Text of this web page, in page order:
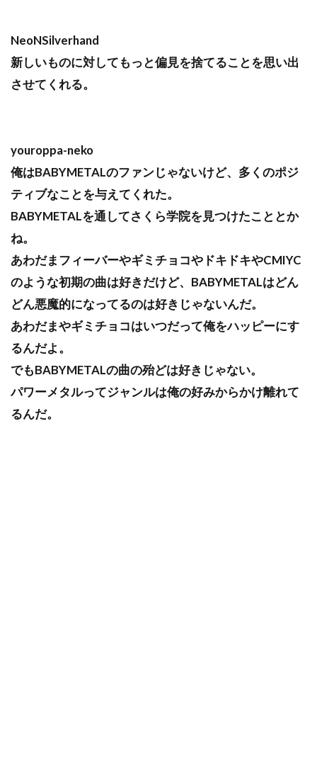
NeoNSilverhand
新しいものに対してもっと偏見を捨てることを思い出
させてくれる。
youroppa-neko
俺はBABYMETALのファンじゃないけど、多くのポジ
ティブなことを与えてくれた。
BABYMETALを通してさくら学院を見つけたこととか
ね。
あわだまフィーバーやギミチョコやドキドキやCMIYC
のような初期の曲は好きだけど、BABYMETALはどん
どん悪魔的になってるのは好きじゃないんだ。
あわだまやギミチョコはいつだって俺をハッピーにす
るんだよ。
でもBABYMETALの曲の殆どは好きじゃない。
パワーメタルってジャンルは俺の好みからかけ離れて
るんだ。